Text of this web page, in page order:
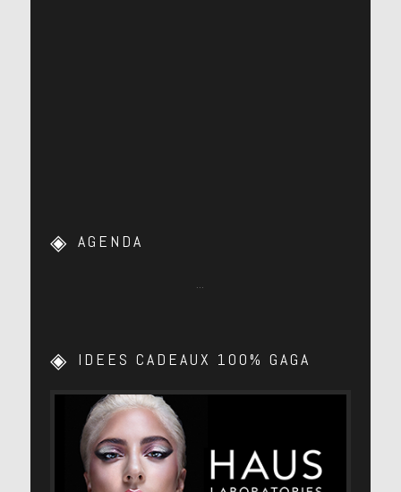
➤ Love For Sale – Lady Gaga & Tony
AGENDA
IDEES CADEAUX 100% GAGA